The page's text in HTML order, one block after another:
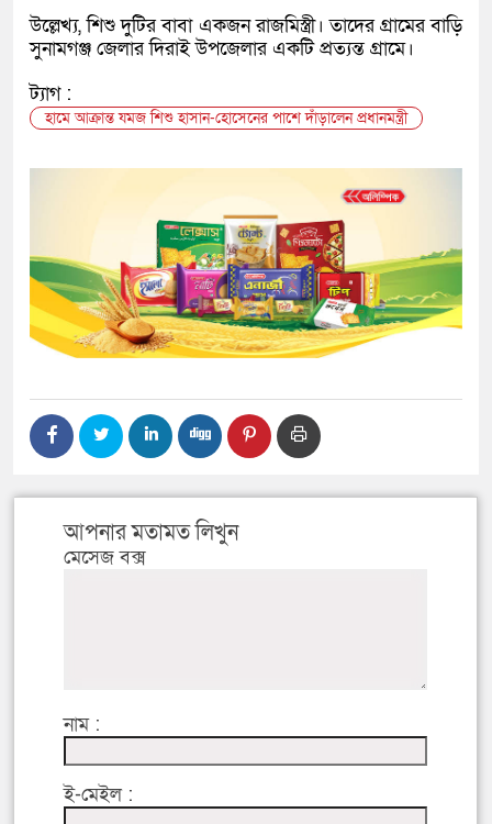
উল্লেখ্য, শিশু দুটির বাবা একজন রাজমিস্ত্রী। তাদের গ্রামের বাড়ি
সুনামগঞ্জ জেলার দিরাই উপজেলার একটি প্রত্যন্ত গ্রামে।
ট্যাগ :
হামে আক্রান্ত যমজ শিশু হাসান-হোসেনের পাশে দাঁড়ালেন প্রধানমন্ত্রী
আপনার মতামত লিখুন
মেসেজ বক্স
নাম :
ই-মেইল :